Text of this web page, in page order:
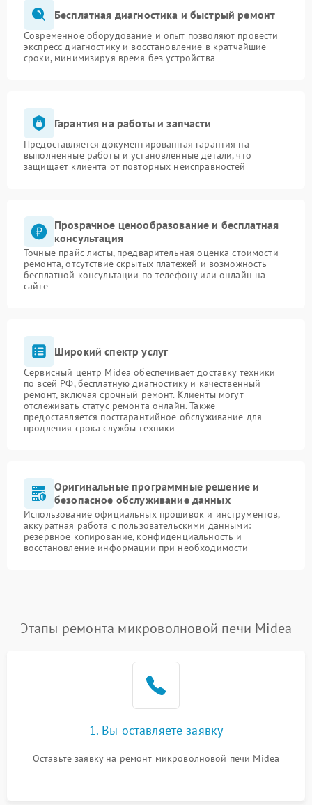
Бесплатная диагностика и быстрый ремонт
Современное оборудование и опыт позволяют провести
экспресс-диагностику и восстановление в кратчайшие
сроки, минимизируя время без устройства
Гарантия на работы и запчасти
Предоставляется документированная гарантия на
выполненные работы и установленные детали, что
защищает клиента от повторных неисправностей
Прозрачное ценообразование и бесплатная
консультация
Точные прайс-листы, предварительная оценка стоимости
ремонта, отсутствие скрытых платежей и возможность
бесплатной консультации по телефону или онлайн на
сайте
Широкий спектр услуг
Сервисный центр Midea обеспечивает доставку техники
по всей РФ, бесплатную диагностику и качественный
ремонт, включая срочный ремонт. Клиенты могут
отслеживать статус ремонта онлайн. Также
предоставляется постгарантийное обслуживание для
продления срока службы техники
Оригинальные программные решение и
безопасное обслуживание данных
Использование официальных прошивок и инструментов,
аккуратная работа с пользовательскими данными:
резервное копирование, конфиденциальность и
восстановление информации при необходимости
Этапы ремонта микроволновой печи Midea
1. Вы оставляете заявку
Оставьте заявку на ремонт микроволновой печи Midea